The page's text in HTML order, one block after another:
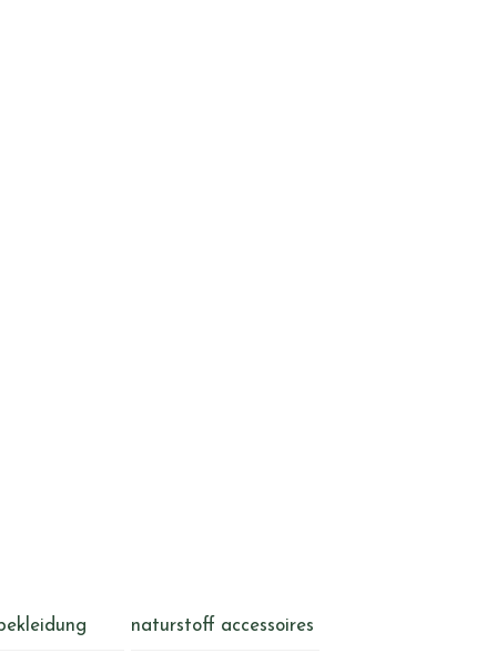
naturstoff accessoires